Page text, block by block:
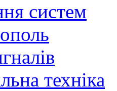
систем
техніка